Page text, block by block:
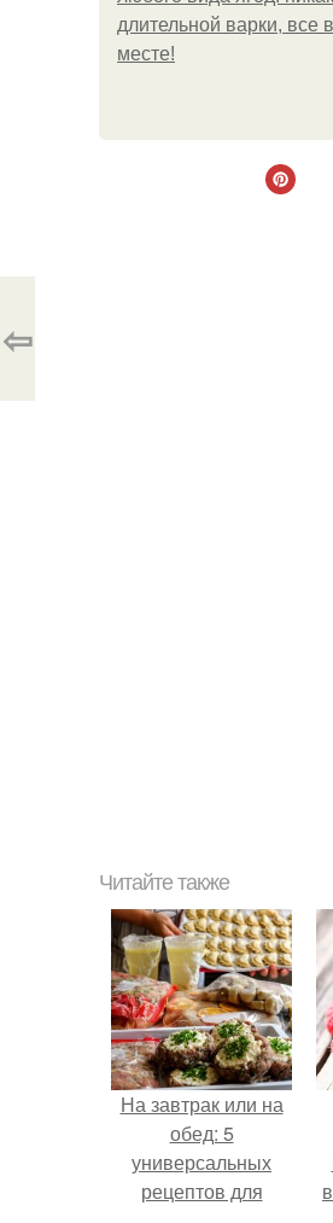
длительной варки, все
месте!
⇦
Читайте также
На завтрак или на
обед: 5
универсальных
рецептов для